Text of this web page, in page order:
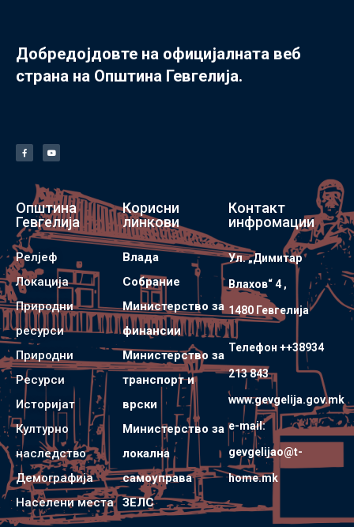
Добредојдовте на официјалната веб
страна на Општина Гевгелија.
Општина
Гевгелија
Релјеф
Локација
Природни
ресурси
Природни
Ресурси
Историјат
Културно
наследство
Демографија
Населени места
Корисни
линкови
Влада
Собрание
Министерство за
финансии
Министерство за
транспорт и
врски
Министерство за
локална
самоуправа
ЗЕЛС
Контакт
инфромации
Ул. „Димитар
Влахов“ 4 ,
1480 Гевгелијa
Телефон ++38934
213 843
www.gevgelija.gov.mk
e-mail:
gevgelijao@t-
home.mk